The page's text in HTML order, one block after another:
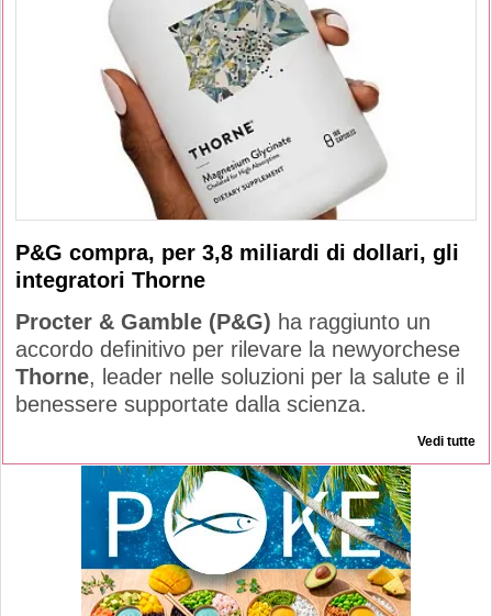
P&G compra, per 3,8 miliardi di dollari, gli
integratori Thorne
Procter & Gamble (P&G) ha raggiunto un
accordo definitivo per rilevare la newyorchese
Thorne, leader nelle soluzioni per la salute e il
benessere supportate dalla scienza.
Vedi tutte